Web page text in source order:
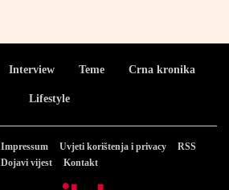
Interview Teme Crna kronika
Lifestyle
Impressum Uvjeti korištenja i privacy
RSS
Dojavi vijest
Kontakt